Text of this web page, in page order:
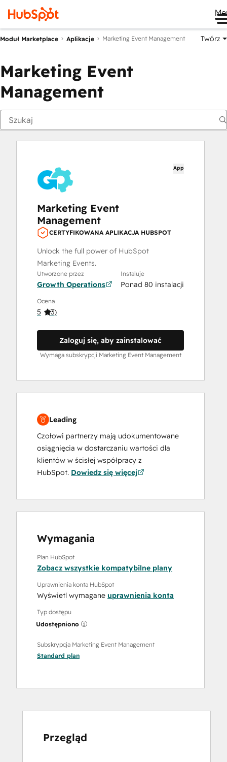
Moduł Marketplace Aplikacje Marketing Event Management Twórz
Marketing Event
Management
App
Marketing Event
Management
CERTYFIKOWANA APLIKACJA HUBSPOT
Unlock the full power of HubSpot
Marketing Events.
Utworzone przez
Growth Operations
Instaluje
Ponad 80 instalacji
Ocena
5 (3)
Zaloguj się, aby zainstalować
Wymaga subskrypcji Marketing Event Management
Leading
Czołowi partnerzy mają udokumentowane
osiągnięcia w dostarczaniu wartości dla
klientów w ścisłej współpracy z
HubSpot. Dowiedz się więcej
Wymagania
Plan HubSpot
Zobacz wszystkie kompatybilne plany
Uprawnienia konta HubSpot
Wyświetl wymagane uprawnienia konta
Typ dostępu
Udostępniono
Subskrypcja Marketing Event Management
Standard plan
Przegląd